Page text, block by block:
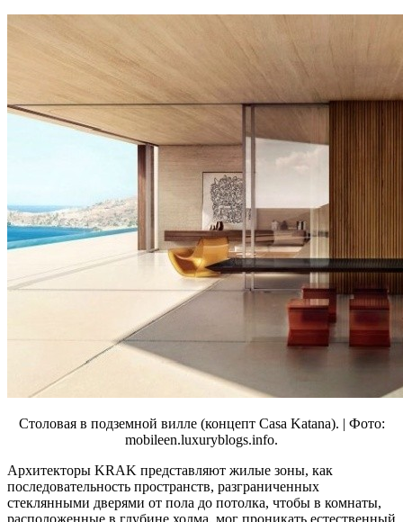
Столовая в подземной вилле (концепт Casa Katana). | Фото:
mobileen.luxuryblogs.info.
Архитекторы KRAK представляют жилые зоны, как
последовательность пространств, разграниченных
стеклянными дверями от пола до потолка, чтобы в комнаты,
расположенные в глубине холма, мог проникать естественный